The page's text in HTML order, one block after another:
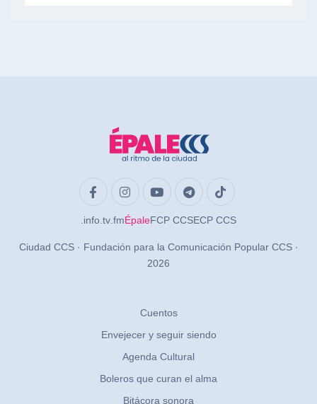
.info.tv.fmÉpaleFCP CCSECP CCS
Ciudad CCS · Fundación para la Comunicación Popular CCS ·
2026
Cuentos
Envejecer y seguir siendo
Agenda Cultural
Boleros que curan el alma
Bitácora sonora